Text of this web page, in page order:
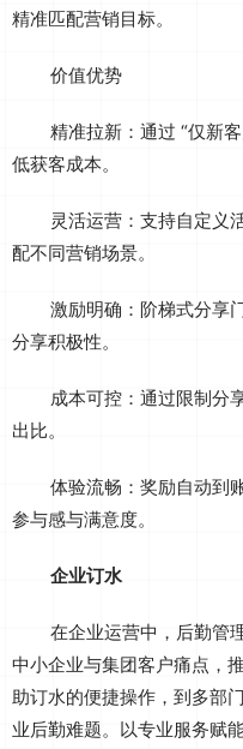
精准匹配营销目标。
价值优势
精准拉新：通过 “仅新
低获客成本。
灵活运营：支持自定义
配不同营销场景。
激励明确：阶梯式分享
分享积极性。
成本可控：通过限制分
出比。
体验流畅：奖励自动到
参与感与满意度。
企业订水
在企业运营中，后勤管
中小企业与集团客户痛点，
助订水的便捷操作，到多部
业后勤难题。以专业服务赋